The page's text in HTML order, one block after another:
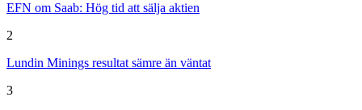
EFN om Saab: Hög tid att sälja aktien
2
Lundin Minings resultat sämre än väntat
3